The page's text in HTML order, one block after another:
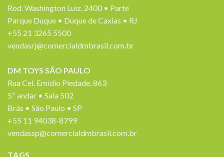
Rod. Washington Luiz, 2400 • Parte
Parque Duque • Duque de Caxias • RJ
+55 21 3265 5500
vendasrj@comercialdmbrasil.com.br
DM TOYS SÃO PAULO
Rua Cel. Emídio Piedade, 863
5º andar • Sala 502
Brás • São Paulo • SP
+55 11 94038-8799
vendassp@comercialdmbrasil.com.br
TAGS